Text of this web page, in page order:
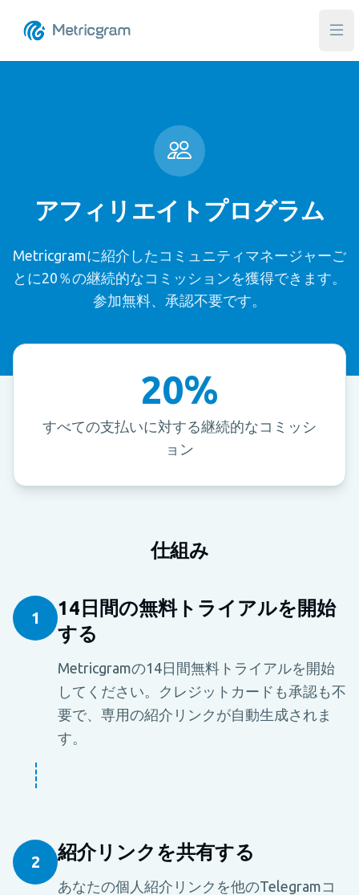
メ
アフィリエイトプログラム
Metricgramに紹介したコミュニティマネージャーご
とに20％の継続的なコミッションを獲得できます。
参加無料、承認不要です。
20%
すべての支払いに対する継続的なコミッシ
ョン
仕組み
1
14日間の無料トライアルを開始
する
Metricgramの14日間無料トライアルを開始
してください。クレジットカードも承認も不
要で、専用の紹介リンクが自動生成されま
す。
2 紹介リンクを共有する
あなたの個人紹介リンクを他のTelegramコ